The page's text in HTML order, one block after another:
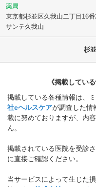
薬局
東京都杉並区久我山二丁目16
サンテ久我山
杉
《掲載してい
掲載している各種情報は、
社eヘルスケアが調査した情
載に努めておりますが、内
ん。
掲載されている医院を受診
に直接ご確認ください。
当サービスによって生じた